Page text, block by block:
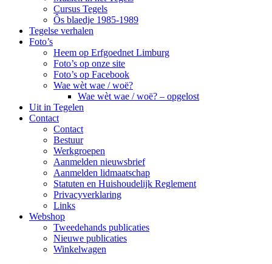
Cursus Tegels
Ôs blaedje 1985-1989
Tegelse verhalen
Foto’s
Heem op Erfgoednet Limburg
Foto’s op onze site
Foto’s op Facebook
Wae wèt wae / woë?
Wae wèt wae / woë? – opgelost
Uit in Tegelen
Contact
Contact
Bestuur
Werkgroepen
Aanmelden nieuwsbrief
Aanmelden lidmaatschap
Statuten en Huishoudelijk Reglement
Privacyverklaring
Links
Webshop
Tweedehands publicaties
Nieuwe publicaties
Winkelwagen